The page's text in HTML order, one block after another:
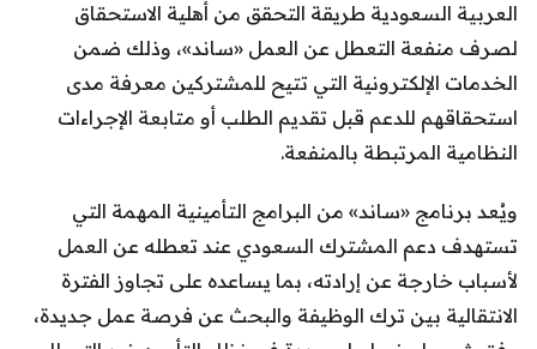
العربية السعودية طريقة التحقق من أهلية الاستحقاق
لصرف منفعة التعطل عن العمل «ساند»، وذلك ضمن
الخدمات الإلكترونية التي تتيح للمشتركين معرفة مدى
استحقاقهم للدعم قبل تقديم الطلب أو متابعة الإجراءات
النظامية المرتبطة بالمنفعة.
ويُعد برنامج «ساند» من البرامج التأمينية المهمة التي
تستهدف دعم المشترك السعودي عند تعطله عن العمل
لأسباب خارجة عن إرادته، بما يساعده على تجاوز الفترة
الانتقالية بين ترك الوظيفة والبحث عن فرصة عمل جديدة،